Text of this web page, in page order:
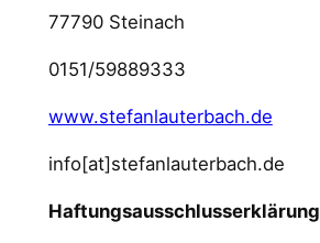
77790 Steinach
0151/59889333
www.stefanlauterbach.de
info[at]stefanlauterbach.de
Haftungsausschlusserklärung